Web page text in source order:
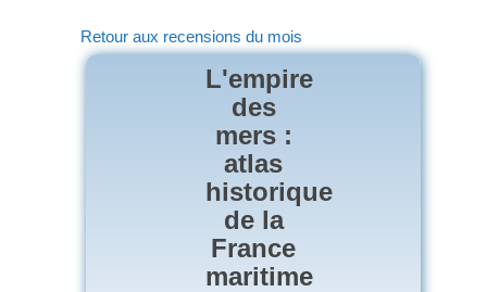
Retour aux recensions du mois
L'empire
des
mers :
atlas
historique
de la
France
maritime